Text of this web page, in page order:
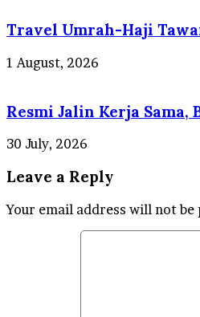
Travel Umrah-Haji
1 August, 2026
Resmi Jalin Kerja Sama,
30 July, 2026
Leave a Reply
Your email address will not be